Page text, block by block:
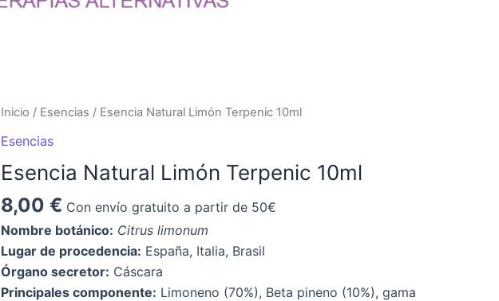
Inicio / Esencias / Esencia Natural Limón Terpenic 10ml
Esencias
Esencia Natural Limón Terpenic 10ml
8,00 € Con envío gratuito a partir de 50€
Nombre botánico: Citrus limonum
Lugar de procedencia: España, Italia, Brasil
Órgano secretor: Cáscara
Principales componente: Limoneno (70%), Beta pineno (10%), gama
Esencia
Natural
Terpenic
10ml
cantidad